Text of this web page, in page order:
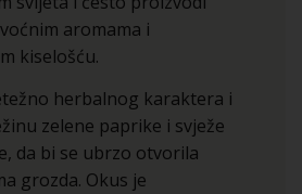
aromama i
kiselošću.
herbalnog karaktera i
zelene paprike i svježe
da bi se ubrzo otvorila
grozda. Okus je